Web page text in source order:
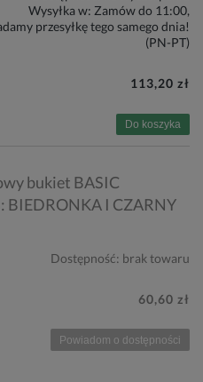
Wysyłka w: Zamów do 11:00,
przesyłkę tego samego dnia!
(PN-PT)
113,20 zł
Do koszyka
bukiet BASIC
BIEDRONKA I CZARNY
Dostępność: brak towaru
60,60 zł
Powiadom o dostępności